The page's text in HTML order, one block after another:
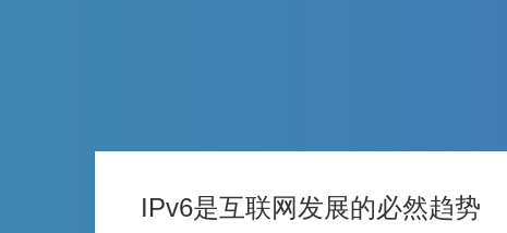
IPv6是互联网发展的必然趋势